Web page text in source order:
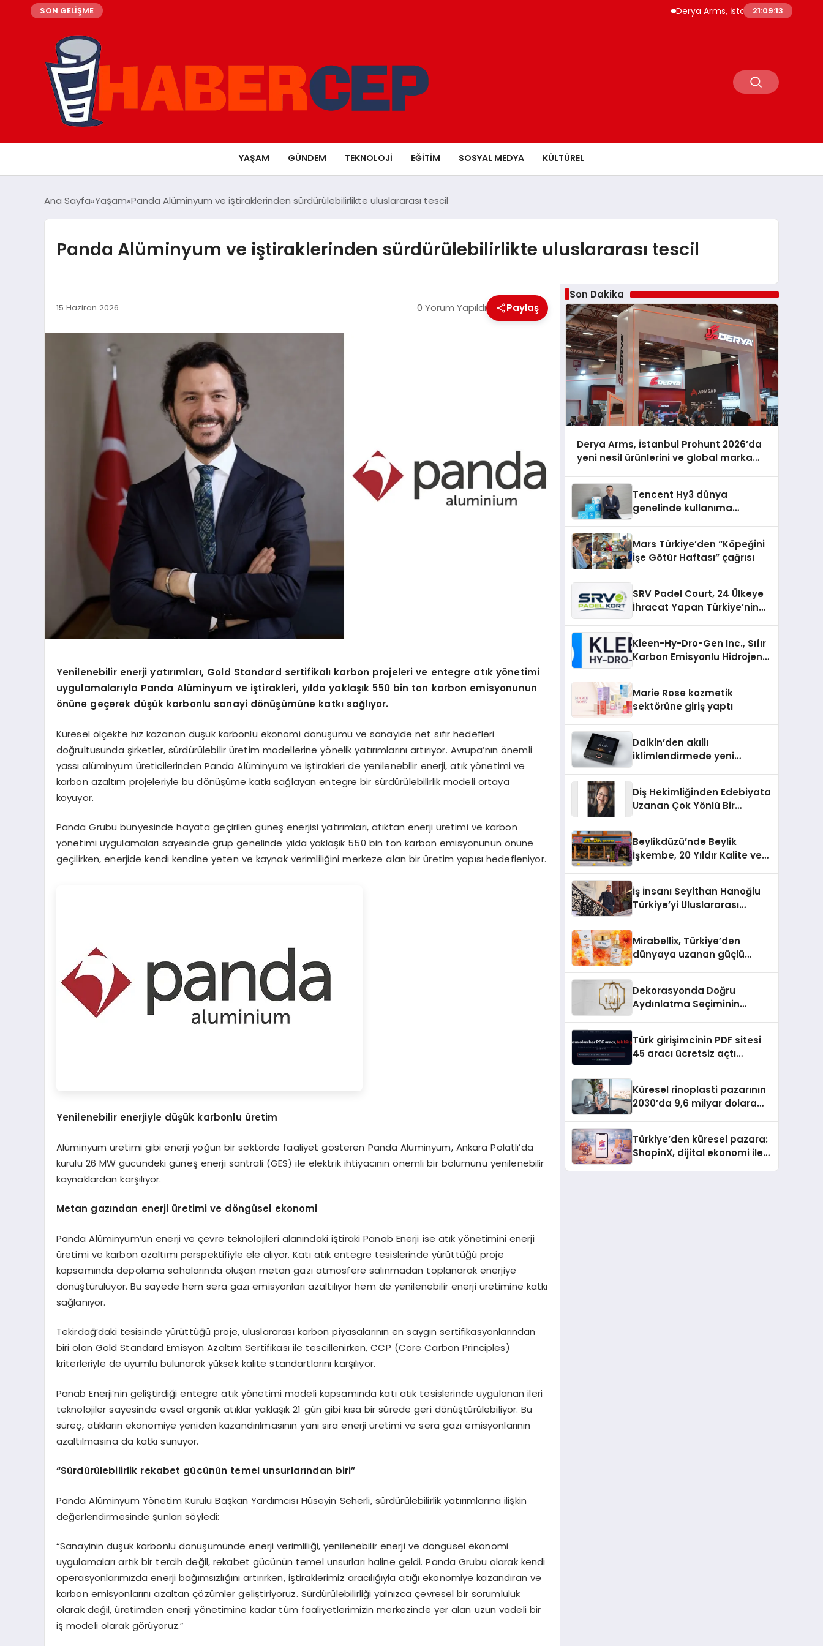
SON GELİŞME Derya Arms, İstanbul Prohunt 2026’da
21:09:14
YAŞAM GÜNDEM TEKNOLOJI EĞITIM SOSYAL MEDYA KÜLTÜREL
Ana Sayfa Yaşam Panda Alüminyum ve iştiraklerinden sürdürülebilirlikte uluslararası tescil
Panda Alüminyum ve iştiraklerinden sürdürülebilirlikte uluslararası tescil
15 Haziran 2026 0 Yorum Yapıldı Paylaş
Yenilenebilir enerji yatırımları, Gold Standard sertifikalı karbon projeleri ve entegre atık yönetimi
uygulamalarıyla Panda Alüminyum ve iştirakleri, yılda yaklaşık 550 bin ton karbon emisyonunun
önüne geçerek düşük karbonlu sanayi dönüşümüne katkı sağlıyor.
Küresel ölçekte hız kazanan düşük karbonlu ekonomi dönüşümü ve sanayide net sıfır hedefleri
doğrultusunda şirketler, sürdürülebilir üretim modellerine yönelik yatırımlarını artırıyor. Avrupa’nın önemli
yassı alüminyum üreticilerinden Panda Alüminyum ve iştirakleri de yenilenebilir enerji, atık yönetimi ve
karbon azaltım projeleriyle bu dönüşüme katkı sağlayan entegre bir sürdürülebilirlik modeli ortaya
koyuyor.
Panda Grubu bünyesinde hayata geçirilen güneş enerjisi yatırımları, atıktan enerji üretimi ve karbon
yönetimi uygulamaları sayesinde grup genelinde yılda yaklaşık 550 bin ton karbon emisyonunun önüne
geçilirken, enerjide kendi kendine yeten ve kaynak verimliliğini merkeze alan bir üretim yapısı hedefleniyor.
Yenilenebilir enerjiyle düşük karbonlu üretim
Alüminyum üretimi gibi enerji yoğun bir sektörde faaliyet gösteren Panda Alüminyum, Ankara Polatlı’da
kurulu 26 MW gücündeki güneş enerji santrali (GES) ile elektrik ihtiyacının önemli bir bölümünü yenilenebilir
kaynaklardan karşılıyor.
Metan gazından enerji üretimi ve döngüsel ekonomi
Panda Alüminyum’un enerji ve çevre teknolojileri alanındaki iştiraki Panab Enerji ise atık yönetimini enerji
üretimi ve karbon azaltımı perspektifiyle ele alıyor. Katı atık entegre tesislerinde yürüttüğü proje
kapsamında depolama sahalarında oluşan metan gazı atmosfere salınmadan toplanarak enerjiye
dönüştürülüyor. Bu sayede hem sera gazı emisyonları azaltılıyor hem de yenilenebilir enerji üretimine katkı
sağlanıyor.
Tekirdağ’daki tesisinde yürüttüğü proje, uluslararası karbon piyasalarının en saygın sertifikasyonlarından
biri olan Gold Standard Emisyon Azaltım Sertifikası ile tescillenirken, CCP (Core Carbon Principles)
kriterleriyle de uyumlu bulunarak yüksek kalite standartlarını karşılıyor.
Panab Enerji’nin geliştirdiği entegre atık yönetimi modeli kapsamında katı atık tesislerinde uygulanan ileri
teknolojiler sayesinde evsel organik atıklar yaklaşık 21 gün gibi kısa bir sürede geri dönüştürülebiliyor. Bu
süreç, atıkların ekonomiye yeniden kazandırılmasının yanı sıra enerji üretimi ve sera gazı emisyonlarının
azaltılmasına da katkı sunuyor.
“Sürdürülebilirlik rekabet gücünün temel unsurlarından biri”
Panda Alüminyum Yönetim Kurulu Başkan Yardımcısı Hüseyin Seherli, sürdürülebilirlik yatırımlarına ilişkin
değerlendirmesinde şunları söyledi:
“Sanayinin düşük karbonlu dönüşümünde enerji verimliliği, yenilenebilir enerji ve döngüsel ekonomi
uygulamaları artık bir tercih değil, rekabet gücünün temel unsurları haline geldi. Panda Grubu olarak kendi
operasyonlarımızda enerji bağımsızlığını artırırken, iştiraklerimiz aracılığıyla atığı ekonomiye kazandıran ve
karbon emisyonlarını azaltan çözümler geliştiriyoruz. Sürdürülebilirliği yalnızca çevresel bir sorumluluk
olarak değil, üretimden enerji yönetimine kadar tüm faaliyetlerimizin merkezinde yer alan uzun vadeli bir
iş modeli olarak görüyoruz.”
Son Dakika
Derya Arms, İstanbul Prohunt 2026’da
yeni nesil ürünlerini ve global marka
Tencent Hy3 dünya
genelinde kullanıma
Mars Türkiye’den “Köpeğini
İşe Götür Haftası” çağrısı
SRV Padel Court, 24 Ülkeye
İhracat Yapan Türkiye’nin
Kleen-Hy-Dro-Gen Inc., Sıfır
Karbon Emisyonlu Hidrojen
Aldı
Marie Rose kozmetik
sektörüne giriş yaptı
Daikin’den akıllı
iklimlendirmede yeni
Diş Hekimliğinden Edebiyata
Uzanan Çok Yönlü Bir
Beylikdüzü’nde Beylik
İşkembe, 20 Yıldır Kalite ve
İş İnsanı Seyithan Hanoğlu
Türkiye’yi Uluslararası
Mirabellix, Türkiye’den
dünyaya uzanan güçlü
Dekorasyonda Doğru
Aydınlatma Seçiminin
Türk girişimcinin PDF sitesi
45 aracı ücretsiz açtı
Küresel rinoplasti pazarının
2030’da 9,6 milyar dolara
Türkiye’den küresel pazara:
ShopinX, dijital ekonomi ile